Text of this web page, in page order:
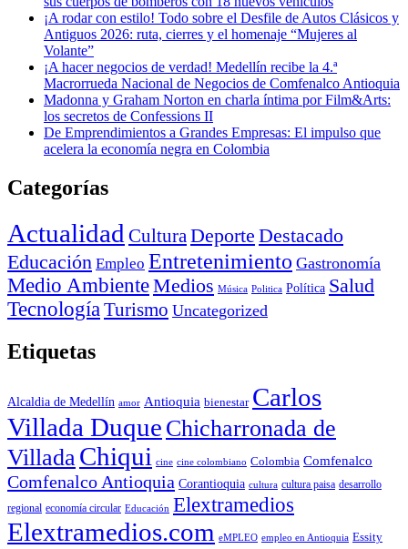
¡A rodar con estilo! Todo sobre el Desfile de Autos Clásicos y
Antiguos 2026: ruta, cierres y el homenaje “Mujeres al
Volante”
¡A hacer negocios de verdad! Medellín recibe la 4.ª
Macrorrueda Nacional de Negocios de Comfenalco Antioquia
Madonna y Graham Norton en charla íntima por Film&Arts:
los secretos de Confessions II
De Emprendimientos a Grandes Empresas: El impulso que
acelera la economía negra en Colombia
Categorías
Actualidad CulturaDeporte Destacado
Educación Empleo Entretenimiento Gastronomía
Medio AmbienteMedios Música Politica Política Salud
TecnologíaTurismo Uncategorized
Etiquetas
Alcaldia de Medellín amor Antioquia bienestar Carlos
Villada Duque Chicharronada de
VilladaChiqui cine cine colombiano Colombia Comfenalco
Comfenalco Antioquia Corantioquia cultura cultura paisa desarrollo
regional economía circular Educación Elextramedios
Elextramedios.com eMPLEO empleo en Antioquia Essity